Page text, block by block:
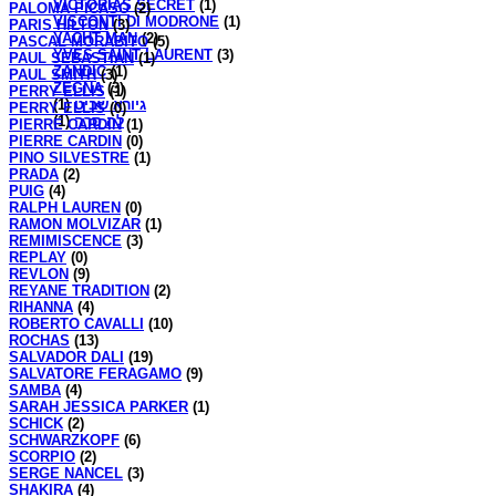
VICTORIAS SECRET (1)
VISCONTI DI MODRONE (1)
YACHT MAN(2)
YVES SAINT LAURENT (3)
ZANDIC(1)
ZEGNA(3)
גיורא שביט(1)
לה סרה(1)
PALOMA PICASO(2)
PARIS HILTON(3)
PASCAL MORABITO(5)
PAUL SEBASTIAN(1)
PAUL SMITH(3)
PERRY ELLIS (1)
PERRY ELLIS(0)
PIERRE CARDIN(1)
PIERRE CARDIN (0)
PINO SILVESTRE (1)
PRADA (2)
PUIG (4)
RALPH LAUREN (0)
RAMON MOLVIZAR (1)
REMIMISCENCE (3)
REPLAY (0)
REVLON (9)
REYANE TRADITION (2)
RIHANNA (4)
ROBERTO CAVALLI (10)
ROCHAS (13)
SALVADOR DALI (19)
SALVATORE FERAGAMO (9)
SAMBA (4)
SARAH JESSICA PARKER (1)
SCHICK (2)
SCHWARZKOPF (6)
SCORPIO (2)
SERGE NANCEL (3)
SHAKIRA (4)